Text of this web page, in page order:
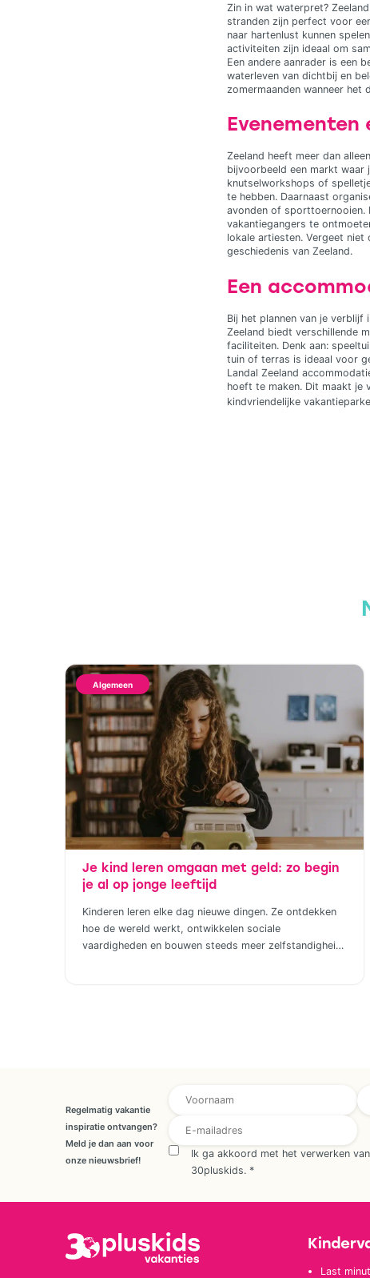
Zin in wat waterpret?
stranden zijn perfect voor
naar hartenlust kunnen
activiteiten zijn ideaal om
Een andere aanrader is een
waterleven van dichtbij en
zomermaanden wanneer het
Zeeland heeft meer dan
bijvoorbeeld een markt waar
knutselworkshops of
te hebben. Daarnaast
avonden of sporttoernooien.
vakantiegangers te
lokale artiesten. Vergeet
geschiedenis van Zeeland.
Een
Bij het plannen van je
Zeeland biedt verschillende
faciliteiten. Denk aan:
tuin of terras is ideaal voor
Landal Zeeland
hoeft te maken. Dit maakt je
kindvriendelijke
Algemeen
Je kind leren omgaan met geld: zo begin
je al op jonge leeftijd
Kinderen leren elke dag nieuwe dingen. Ze ontdekken
hoe de wereld werkt, ontwikkelen sociale
vaardigheden en bouwen steeds meer zelfstandigheid
Regelmatig vakantie
inspiratie ontvangen?
Meld je dan aan voor
onze nieuwsbrief!
Ik ga akkoord met het verwerken
30pluskids. *
Last